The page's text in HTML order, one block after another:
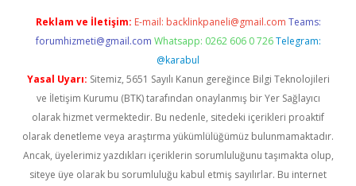
Reklam ve İletişim: E-mail: backlinkpaneli@gmail.com Teams:
forumhizmeti@gmail.com Whatsapp: 0262 606 0 726 Telegram:
@karabul
Yasal Uyarı: Sitemiz, 5651 Sayılı Kanun gereğince Bilgi Teknolojileri
ve İletişim Kurumu (BTK) tarafından onaylanmış bir Yer Sağlayıcı
olarak hizmet vermektedir. Bu nedenle, sitedeki içerikleri proaktif
olarak denetleme veya araştırma yükümlülüğümüz bulunmamaktadır.
Ancak, üyelerimiz yazdıkları içeriklerin sorumluluğunu taşımakta olup,
siteye üye olarak bu sorumluluğu kabul etmiş sayılırlar. Bu internet